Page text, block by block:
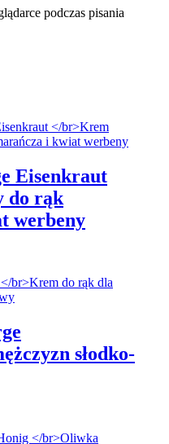
podczas pisania
Eisenkraut
do rąk
werbeny
słodko-